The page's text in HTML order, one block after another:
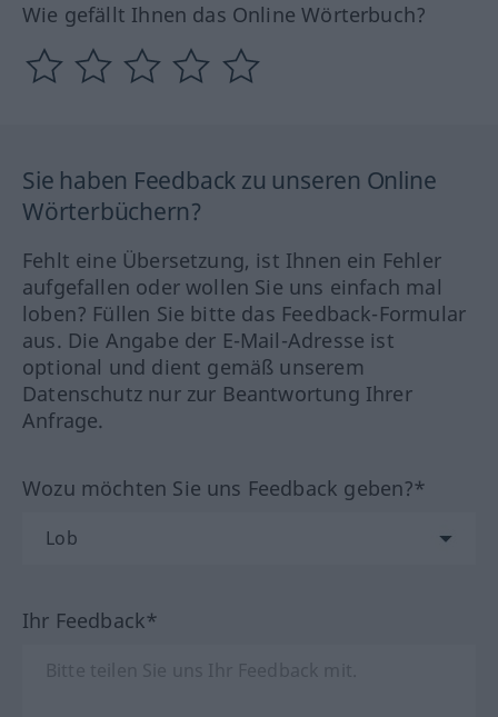
Wie gefällt Ihnen das Online Wörterbuch?
Sie haben Feedback zu unseren Online
Wörterbüchern?
Fehlt eine Übersetzung, ist Ihnen ein Fehler
aufgefallen oder wollen Sie uns einfach mal
loben? Füllen Sie bitte das Feedback-Formular
aus. Die Angabe der E-Mail-Adresse ist
optional und dient gemäß unserem
Datenschutz nur zur Beantwortung Ihrer
Anfrage.
Wozu möchten Sie uns Feedback geben?*
Ihr Feedback*